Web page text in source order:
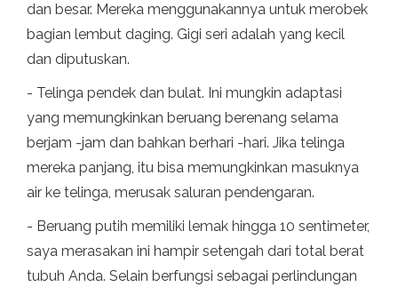
dan besar. Mereka menggunakannya untuk merobek
bagian lembut daging. Gigi seri adalah yang kecil
dan diputuskan.
- Telinga pendek dan bulat. Ini mungkin adaptasi
yang memungkinkan beruang berenang selama
berjam -jam dan bahkan berhari -hari. Jika telinga
mereka panjang, itu bisa memungkinkan masuknya
air ke telinga, merusak saluran pendengaran.
- Beruang putih memiliki lemak hingga 10 sentimeter,
saya merasakan ini hampir setengah dari total berat
tubuh Anda. Selain berfungsi sebagai perlindungan